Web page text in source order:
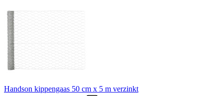
Handson kippengaas 50 cm x 5 m verzinkt